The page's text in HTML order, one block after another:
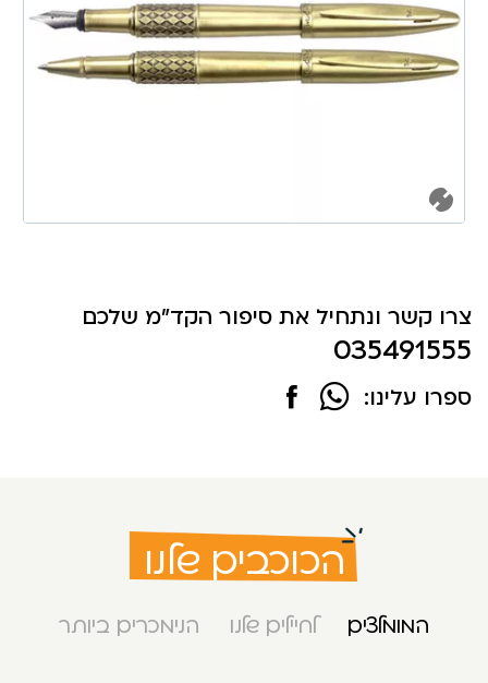
צרו קשר ונתחיל את סיפור הקד"מ שלכם
035491555
ספרו עלינו:
הכוכבים שלנו
המומלצים לחיילים שלנו הנימכרים ביותר